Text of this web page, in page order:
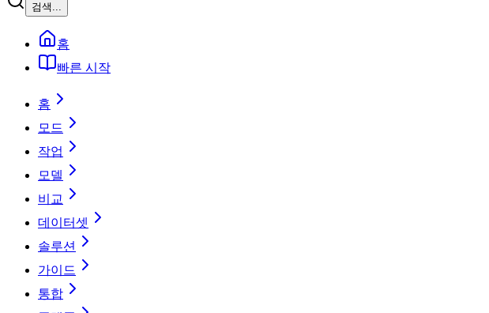
검색...
홈
빠른 시작
홈
모드
작업
모델
비교
데이터셋
솔루션
가이드
통합